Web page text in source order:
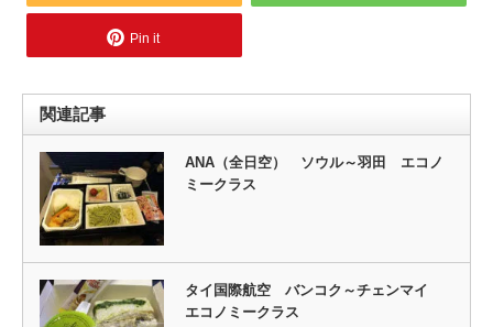
Pin it
関連記事
ANA（全日空） ソウル～羽田 エコノ
ミークラス
タイ国際航空 バンコク～チェンマイ
エコノミークラス